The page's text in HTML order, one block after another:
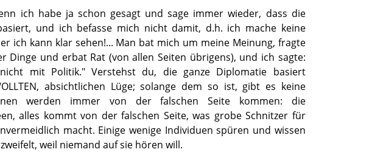
ich habe ja schon gesagt und sage immer wieder, dass die
und ich befasse mich nicht damit, d.h. ich mache keine
ich kann klar sehen!... Man bat mich um meine Meinung, fragte
Dinge und erbat Rat (von allen Seiten übrigens), und ich sagte:
mit Politik." Verstehst du, die ganze Diplomatie basiert
absichtlichen Lüge; solange dem so ist, gibt es keine
werden immer von der falschen Seite kommen: die
alles kommt von der falschen Seite, was grobe Schnitzer für
macht. Einige wenige Individuen spüren und wissen
weil niemand auf sie hören will.